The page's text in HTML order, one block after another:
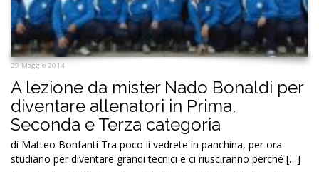
29 Maggio 2014
A lezione da mister Nado Bonaldi per
diventare allenatori in Prima,
Seconda e Terza categoria
di Matteo Bonfanti Tra poco li vedrete in panchina, per ora
studiano per diventare grandi tecnici e ci riusciranno perché […]